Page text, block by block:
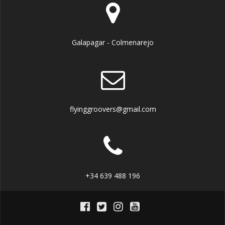
Galapagar - Colmenarejo
flyinggroovers@gmail.com
+34 639 488 196